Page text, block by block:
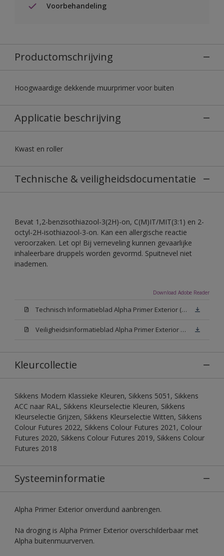
Voorbehandeling
Productomschrijving
Hoogwaardige dekkende muurprimer voor buiten
Applicatie beschrijving
Kwast en roller
Technische & veiligheidsdocumentatie
Bevat 1,2-benzisothiazool-3(2H)-on, C(M)IT/MIT(3:1) en 2-
octyl-2H-isothiazool-3-on. Kan een allergische reactie
veroorzaken. Let op! Bij verneveling kunnen gevaarlijke
inhaleerbare druppels worden gevormd. Spuitnevel niet
inademen.
Download Adobe Reader
Technisch Informatieblad Alpha Primer Exterior (PDF)
Veiligheidsinformatieblad Alpha Primer Exterior White W05 (MSDS)
Kleurcollectie
Sikkens Modern Klassieke Kleuren, Sikkens 5051, Sikkens
ACC naar RAL, Sikkens Kleurselectie Kleuren, Sikkens
Kleurselectie Grijzen, Sikkens Kleurselectie Witten, Sikkens
Colour Futures 2022, Sikkens Colour Futures 2021, Colour
Futures 2020, Sikkens Colour Futures 2019, Sikkens Colour
Futures 2018
Systeeminformatie
Alpha Primer Exterior onverdund aanbrengen.
Na droging is Alpha Primer Exterior overschilderbaar met
Alpha buitenmuurverven.